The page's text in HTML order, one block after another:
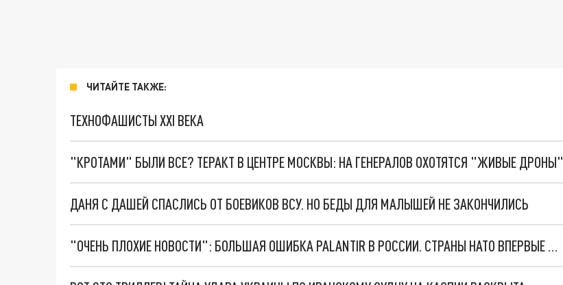
ЧИТАЙТЕ ТАКЖЕ:
ТЕХНОФАШИСТЫ XXI ВЕКА
"КРОТАМИ" БЫЛИ ВСЕ? ТЕРАКТ В ЦЕНТРЕ МОСКВЫ: НА ГЕНЕРАЛОВ ОХОТЯТСЯ "ЖИВЫЕ ДРОНЫ"
ДАНЯ С ДАШЕЙ СПАСЛИСЬ ОТ БОЕВИКОВ ВСУ. НО БЕДЫ ДЛЯ МАЛЫШЕЙ НЕ ЗАКОНЧИЛИСЬ
"ОЧЕНЬ ПЛОХИЕ НОВОСТИ": БОЛЬШАЯ ОШИБКА PALANTIR В РОССИИ. СТРАНЫ НАТО ВПЕРВЫЕ ЗА СВО ОСТАНОВИЛИ ПОСТАВКИ ОРУЖИЯ. ВСУ ТЕРЯЮТ ПРИГРАНИЧЬЕ?